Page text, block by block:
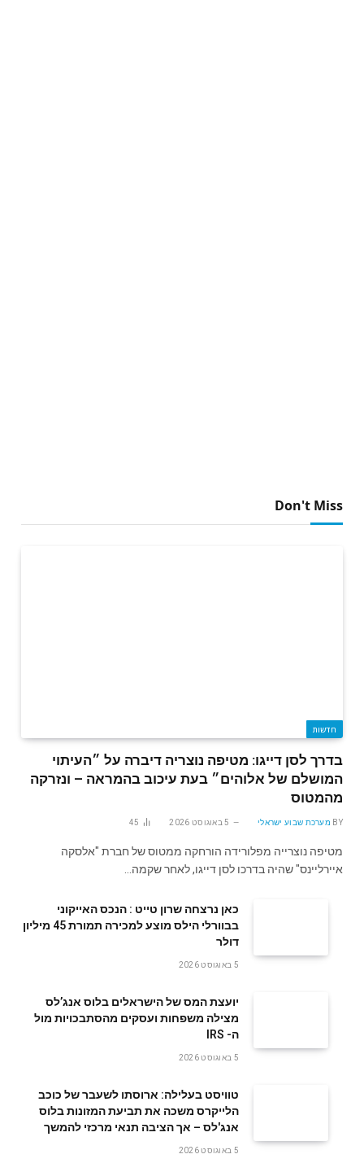
Don't Miss
חדשות
בדרך לסן דייגו: מטיפה נוצריה דיברה על ״העיתוי
המושלם של אלוהים״ בעת עיכוב בהמראה – ונזרקה
מהמטוס
BY מערכת שבוע ישראלי 5 באוגוסט 2026 45
מטיפה נוצרייה מפלורידה הורחקה ממטוס של חברת "אלסקה
איירליינס" שהיה בדרכו לסן דייגו, לאחר שקמה…
‬דולר
5 באוגוסט 2026
‬ה- IRS
5 באוגוסט 2026
טוויסט בעלילה: ארוסתו לשעבר של כוכב
הלייקרס משכה את תביעת המזונות בלוס
אנג'לס – אך הציבה תנאי מרכזי להמשך
5 באוגוסט 2026